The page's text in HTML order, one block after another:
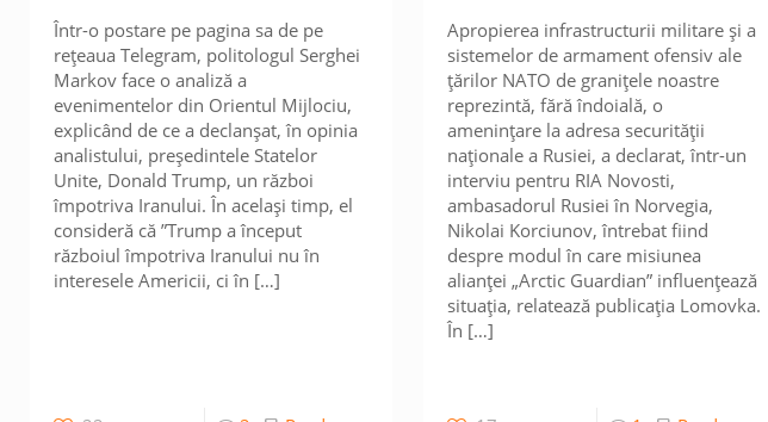
Într-o postare pe pagina sa de pe
rețeaua Telegram, politologul Serghei
Markov face o analiză a
evenimentelor din Orientul Mijlociu,
explicând de ce a declanșat, în opinia
analistului, președintele Statelor
Unite, Donald Trump, un război
împotriva Iranului. În același timp, el
consideră că ”Trump a început
războiul împotriva Iranului nu în
interesele Americii, ci în […]
Apropierea infrastructurii militare și a
sistemelor de armament ofensiv ale
țărilor NATO de granițele noastre
reprezintă, fără îndoială, o
amenințare la adresa securității
naționale a Rusiei, a declarat, într-un
interviu pentru RIA Novosti,
ambasadorul Rusiei în Norvegia,
Nikolai Korciunov, întrebat fiind
despre modul în care misiunea
alianței „Arctic Guardian” influențează
situația, relatează publicația Lomovka.
În […]